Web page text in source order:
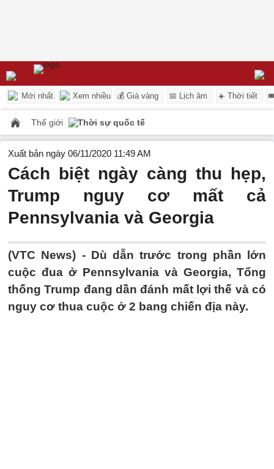
Mới nhất Xem nhiều 💰 Giá vàng 📅 Lịch âm ☀️ Thời tiết
Thế giới Thời sự quốc tế
Xuất bản ngày 06/11/2020 11:49 AM
Cách biệt ngày càng thu hẹp,
Trump nguy cơ mất cả
Pennsylvania và Georgia
(VTC News) - Dù dẫn trước trong phần lớn
cuộc đua ở Pennsylvania và Georgia, Tổng
thống Trump đang dần đánh mất lợi thế và có
nguy cơ thua cuộc ở 2 bang chiến địa này.